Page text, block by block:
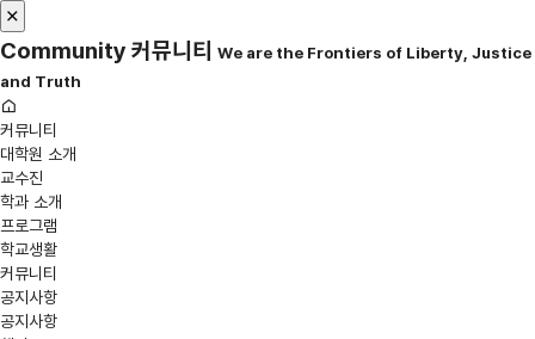
Community커뮤니티 We are the Frontiers of Liberty, Justice
and Truth
커뮤니티
대학원 소개
교수진
학과 소개
프로그램
학교생활
커뮤니티
공지사항
공지사항